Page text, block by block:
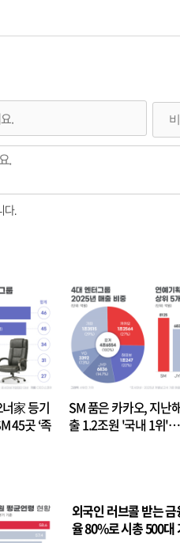
다.
家 등기
45곳 ‘족
SM 품은 카카오, 지난
출 1.2조원 '국내 1위
외국인 러브콜 받는
율 80%로 시총 500대